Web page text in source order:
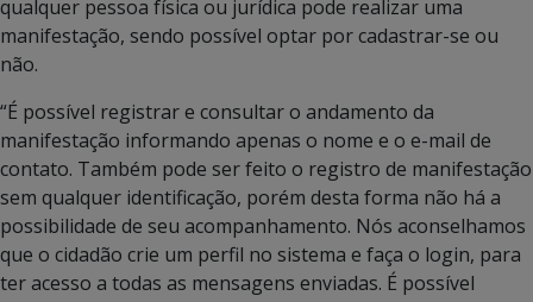
qualquer pessoa física ou jurídica pode realizar uma
manifestação, sendo possível optar por cadastrar-se ou
não.
“É possível registrar e consultar o andamento da
manifestação informando apenas o nome e o e-mail de
contato. Também pode ser feito o registro de manifestação
sem qualquer identificação, porém desta forma não há a
possibilidade de seu acompanhamento. Nós aconselhamos
que o cidadão crie um perfil no sistema e faça o login, para
ter acesso a todas as mensagens enviadas. É possível